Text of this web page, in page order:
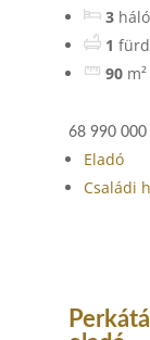
3
1
90 m²
68 990 000
Eladó
Családi